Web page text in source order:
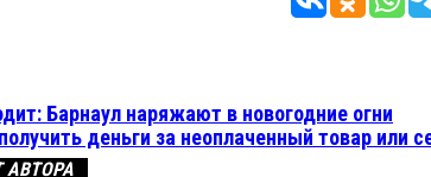
Барнаул наряжают в новогодние огни
деньги за неоплаченный товар или
АВТОРА